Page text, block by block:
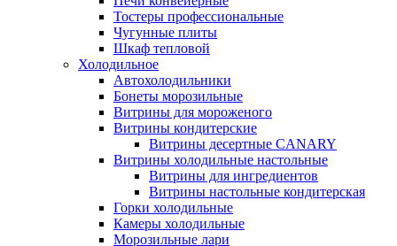
Тостеры профессиональные
Чугунные плиты
Шкаф тепловой
Холодильное
Автохолодильники
Бонеты морозильные
Витрины для мороженого
Витрины кондитерские
Витрины десертные CANARY
Витрины холодильные настольные
Витрины для ингредиентов
Витрины настольные кондитерская
Горки холодильные
Камеры холодильные
Морозильные лари